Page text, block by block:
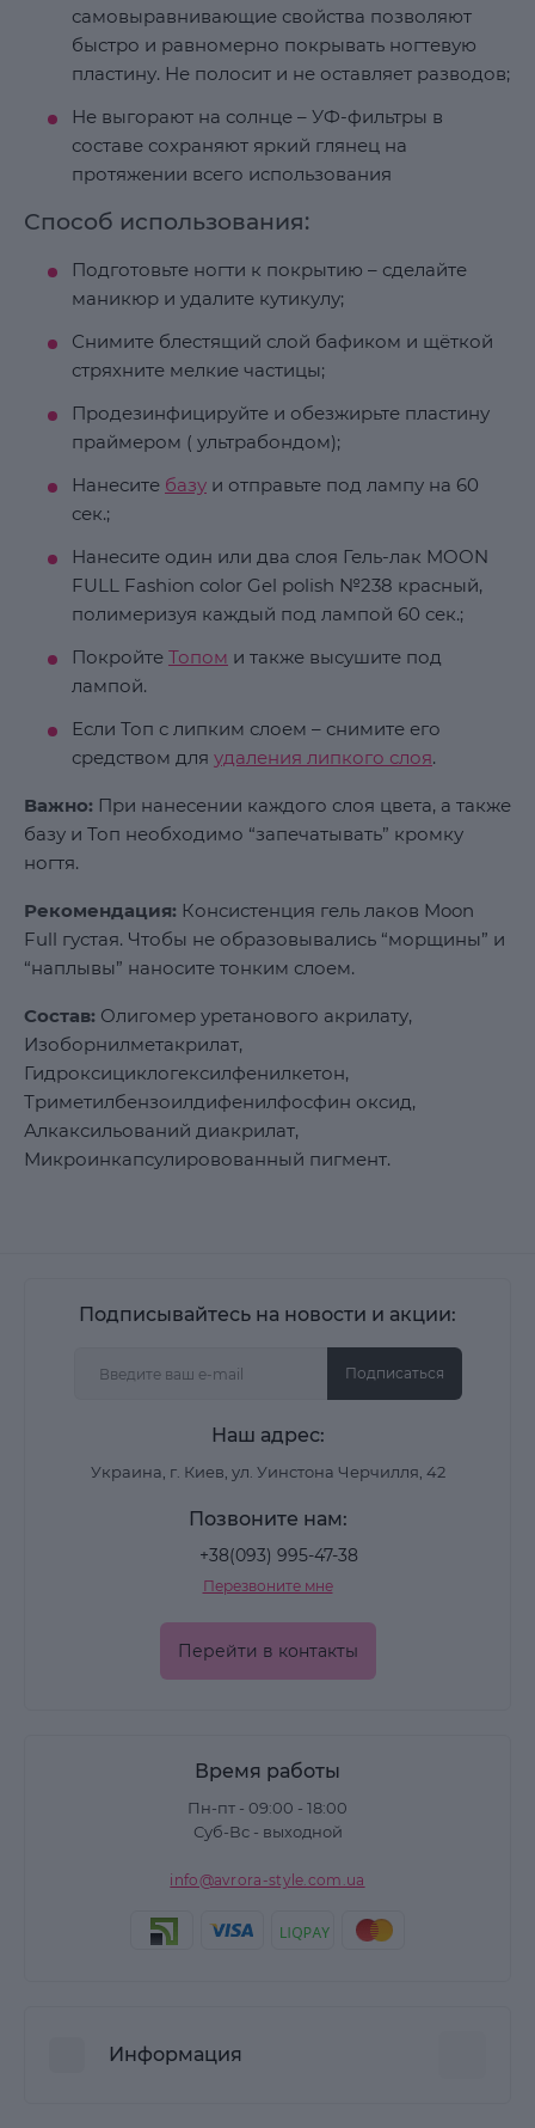
самовыравнивающие свойства позволяют
быстро и равномерно покрывать ногтевую
пластину. Не полосит и не оставляет разводов;
Не выгорают на солнце – УФ-фильтры в
составе сохраняют яркий глянец на
протяжении всего использования
Способ использования:
Подготовьте ногти к покрытию – сделайте
маникюр и удалите кутикулу;
Снимите блестящий слой бафиком и щёткой
стряхните мелкие частицы;
Продезинфицируйте и обезжирьте пластину
праймером ( ультрабондом);
Нанесите базу и отправьте под лампу на 60
сек.;
Нанесите один или два слоя Гель-лак MOON
FULL Fashion color Gel polish №238 красный,
полимеризуя каждый под лампой 60 сек.;
Покройте Топом и также высушите под
лампой.
Если Топ с липким слоем – снимите его
средством для удаления липкого слоя.
Важно: При нанесении каждого слоя цвета, а также
базу и Топ необходимо “запечатывать” кромку
ногтя.
Рекомендация: Консистенция гель лаков Moon
Full густая. Чтобы не образовывались “морщины” и
“наплывы” наносите тонким слоем.
Состав: Олигомер уретанового акрилату,
Изоборнилметакрилат,
Гидроксициклогексилфенилкетон,
Триметилбензоилдифенилфосфин оксид,
Алкаксильований диакрилат,
Микроинкапсулировованный пигмент.
Подписывайтесь на новости и акции:
Подписаться
Наш адрес:
Украина, г. Киев, ул. Уинстона Черчилля, 42
Позвоните нам:
+38(093) 995-47-38
Перезвоните мне
Перейти в контакты
Время работы
Пн-пт - 09:00 - 18:00
Суб-Вс - выходной
info@avrora-style.com.ua
Информация